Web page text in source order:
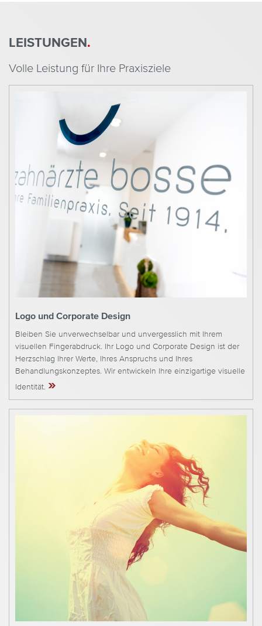
LEISTUNGEN .
Volle Leistung für Ihre Praxisziele
Logo und Corporate Design
Bleiben Sie unverwechselbar und unvergesslich mit Ihrem
visuellen Fingerabdruck. Ihr Logo und Corporate Design ist der
Herzschlag Ihrer Werte, Ihres Anspruchs und Ihres
Behandlungskonzeptes. Wir entwickeln Ihre einzigartige visuelle
Identität. »